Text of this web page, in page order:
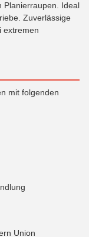
Planierraupen. Ideal
Zuverlässige
extremen
mit folgenden
Union